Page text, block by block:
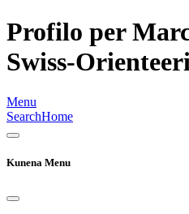
Profilo per
Swiss-
Menu
SearchHome
Kunena Menu